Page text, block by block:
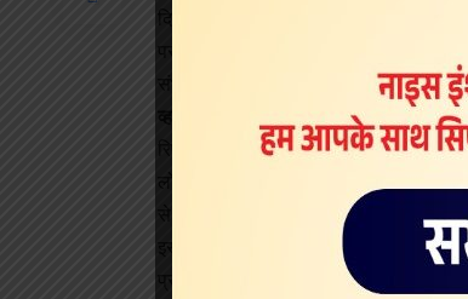
दिया है। आधिकारिक बयान जारी कर
व्हाट्सएप पर बेचा जा रहा है सॉफ्टवेयर
रिपोर्ट में हफिंगटनपोस्ट डॉट इन ने दावा
लोगों की निजी जानकारी दांव पर लगी है।
से एक सॉफ्टवेयर के जरिए दुनिया के किसी
इस सॉफ्टवेयर की कीमत सिर्फ 2,500 रुपये
प्रकाशित किया है। इस रिपोर्ट को तैयार